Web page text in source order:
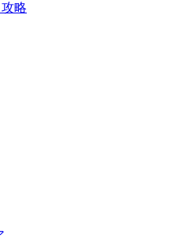
略